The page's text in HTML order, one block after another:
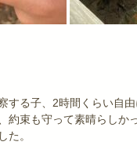
する子、2時間くらい自
約束も守って素晴らしか
た。